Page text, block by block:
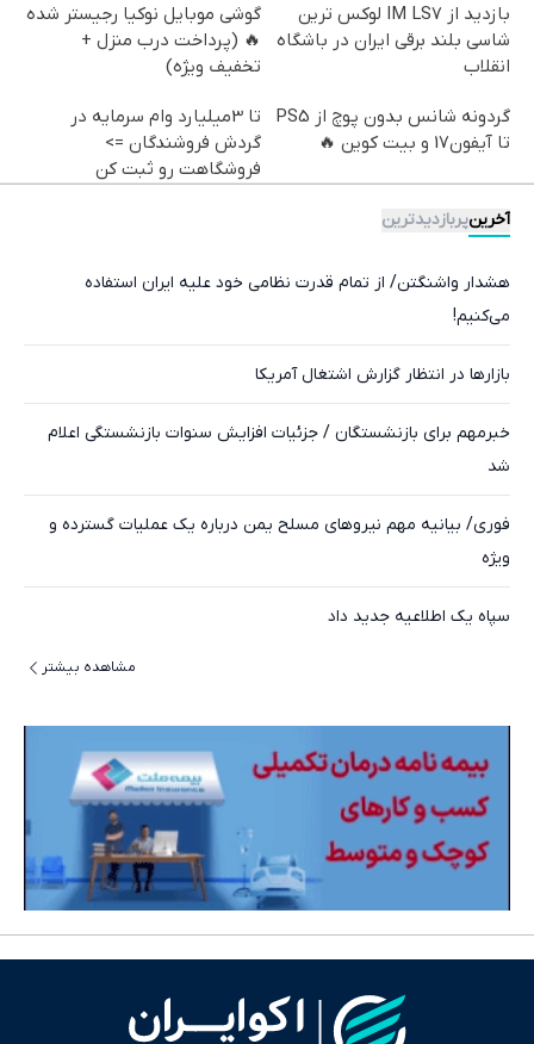
بازدید از IM LS7 لوکس ترین
شاسی بلند برقی ایران در باشگاه
انقلاب
گوشی موبایل نوکیا رجیستر شده
🔥 (پرداخت درب منزل +
تخفیف ویژه)
گردونه شانس بدون پوچ از PS5
تا آیفون17 و بیت کوین 🔥
تا 3میلیارد وام سرمایه در
گردش فروشندگان =>
فروشگاهت رو ثبت کن
آخرینپربازدیدترین
هشدار واشنگتن/ از تمام قدرت نظامی خود علیه ایران استفاده
می‌کنیم!
بازارها در انتظار گزارش اشتغال آمریکا
خبرمهم برای بازنشستگان / جزئیات افزایش سنوات بازنشستگی اعلام
شد
فوری/ بیانیه مهم نیروهای مسلح یمن درباره یک عملیات گسترده و
ویژه
سپاه یک اطلاعیه جدید داد
مشاهده بیشتر